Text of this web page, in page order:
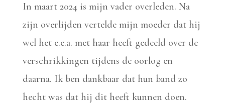
In maart 2024 is mijn vader overleden. Na
zijn overlijden vertelde mijn moeder dat hij
wel het e.e.a. met haar heeft gedeeld over de
verschrikkingen tijdens de oorlog en
daarna. Ik ben dankbaar dat hun band zo
hecht was dat hij dit heeft kunnen doen.